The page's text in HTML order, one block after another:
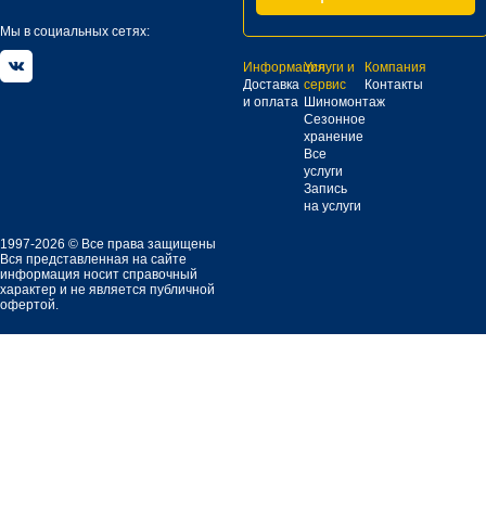
Мы в социальных сетях:
Информация
Доставка
и оплата
Услуги и
сервис
Шиномонтаж
Сезонное
хранение
Все
услуги
Запись
на услуги
Компания
Контакты
1997-2026 © Все права защищены
Вся представленная на сайте
информация носит справочный
характер и не является публичной
офертой.